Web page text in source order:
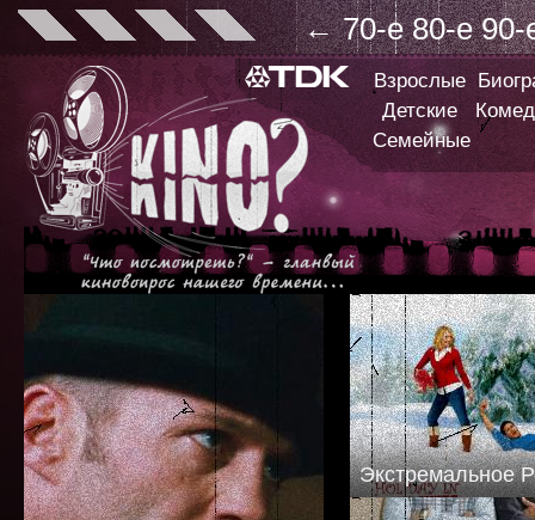
← 70-е 80-е 90-
Взрослые
Детские
Семейные
Экстремальное